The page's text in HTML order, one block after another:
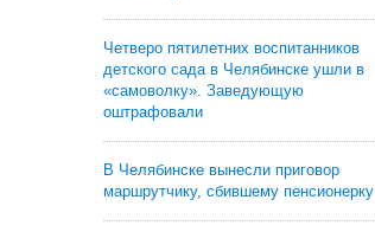
Четверо пятилетних воспитанников
детского сада в Челябинске ушли в
«самоволку». Заведующую
оштрафовали
В Челябинске вынесли приговор
маршрутчику, сбившему пенсионерку